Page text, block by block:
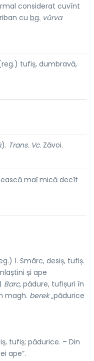
considerat cuvînt
cu bg. vŭrva
tufiș, dumbravă,
). Trans. Vc. Zăvoi.
maĭ mică decît
1. Smârc, desiș, tufiș.
și ape
Barc, pădure, tufișuri în
magh. berek„pădurice
tufiș; pădurice. – Din
ape”.